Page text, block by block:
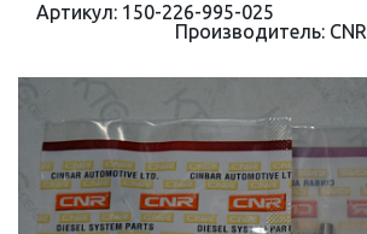
Артикул: 150-226-995-025
Производитель: CNR